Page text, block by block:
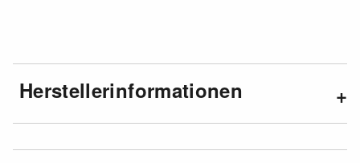
Herstellerinformationen